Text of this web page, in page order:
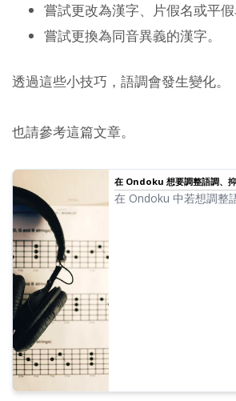
嘗試更改為漢字、片假名或平假
嘗試更換為同音異義的漢字。
透過這些小技巧，語調會發生變化。
也請參考這篇文章。
在 Ondoku 想要調整語調、
在 Ondoku 中若想調整